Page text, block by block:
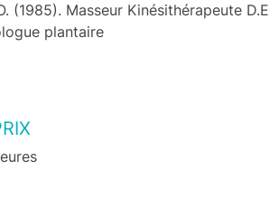
(1985). Masseur Kinésithérapeute D.E
plantaire